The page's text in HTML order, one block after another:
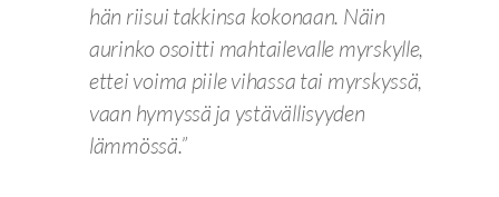
hän riisui takkinsa kokonaan. Näin
aurinko osoitti mahtailevalle myrskylle,
ettei voima piile vihassa tai myrskyssä,
vaan hymyssä ja ystävällisyyden
lämmössä.”